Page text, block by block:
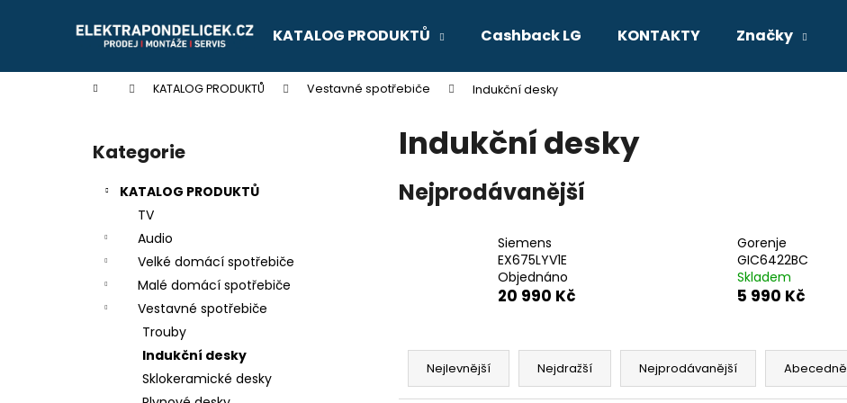
KATALOG PRODUKTŮ Cashback LG KONTAKTY Značky
Domů KATALOG PRODUKTŮ Vestavné spotřebiče Indukční desky
Přeskočit
kategorie
Kategorie
KATALOG PRODUKTŮ
TV
Audio
Velké domácí spotřebiče
Malé domácí spotřebiče
Vestavné spotřebiče
Trouby
Indukční desky
Sklokeramické desky
Indukční desky
Nejprodávanější
Siemens
EX675LYV1E
Objednáno
20 990 Kč
Gorenje
GIC6422BC
Skladem
5 990 Kč
Ř
z
Nejlevnější Nejdražší Nejprodávanější Abecedně
í
do
do
Co potřebujete najít?
Doporučujeme